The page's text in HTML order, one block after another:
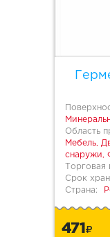
Область
Мебель,
снаружи,
Торговая
Срок
Страна:
471